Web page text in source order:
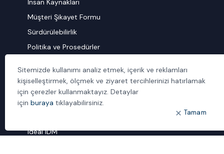
İnsan Kaynakları
Müşteri Şikayet Formu
Sürdürülebilirlik
Politika ve Prosedürler
ÖNE ÇIKANLAR
Bulut Dönüşümü
ideal IDM
Sitemizde kullanımı analiz etmek, içerik ve reklamları
kişiselleştirmek, ölçmek ve ziyaret tercihlerinizi hatırlamak
için çerezler kullanmaktayız. Detaylar
için buraya tıklayabilirsiniz.
Tamam